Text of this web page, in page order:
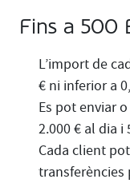
Fins a 500
L’import de
€ ni inferior a
Es pot enviar
2.000 € al dia i
Cada client
transferències